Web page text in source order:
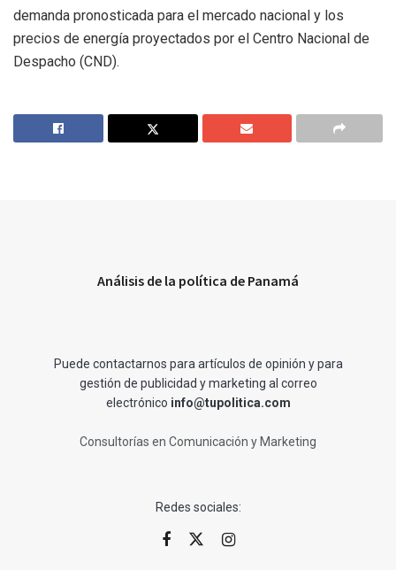
demanda pronosticada para el mercado nacional y los
precios de energía proyectados por el Centro Nacional de
Despacho (CND).
Análisis de la política de Panamá
Puede contactarnos para artículos de opinión y para
gestión de publicidad y marketing al correo
electrónico info@tupolitica.com
Consultorías en Comunicación y Marketing
Redes sociales: